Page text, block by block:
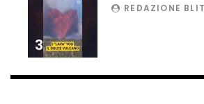
Matteo Renzi
chiude in 4 ore e 10: “Up
me is very difficult”
Ingresso da film a
3
REDAZIONE